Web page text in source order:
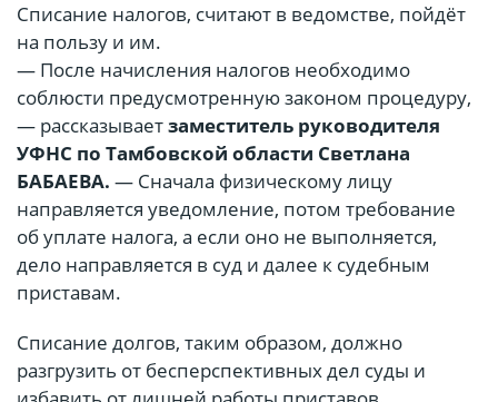
Списание налогов, считают в ведомстве, пойдёт
на пользу и им.
— После начисления налогов необходимо
соблюсти предусмотренную законом процедуру,
— рассказываетзаместитель руководителя
УФНС по Тамбовской области Светлана
БАБАЕВА. — Сначала физическому лицу
направляется уведомление, потом требование
об уплате налога, а если оно не выполняется,
дело направляется в суд и далее к судебным
приставам.
Списание долгов, таким образом, должно
разгрузить от бесперспективных дел суды и